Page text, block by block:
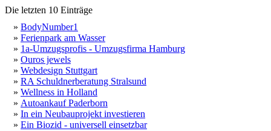
Die letzten 10 Einträge
» BodyNumber1
» Ferienpark am Wasser
» 1a-Umzugsprofis - Umzugsfirma Hamburg
» Ouros jewels
» Webdesign Stuttgart
» RA Schuldnerberatung Stralsund
» Wellness in Holland
» Autoankauf Paderborn
» In ein Neubauprojekt investieren
» Ein Biozid - universell einsetzbar